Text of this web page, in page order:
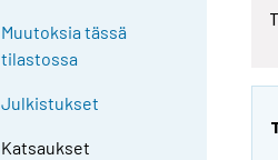
Muutoksia tässä
tilastossa
Julkistukset
Katsaukset